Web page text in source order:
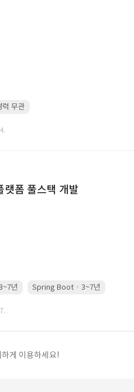
력 무관
랫폼 풀스택 개발
년 Spring Boot · 3~7년
게 이용하세요!